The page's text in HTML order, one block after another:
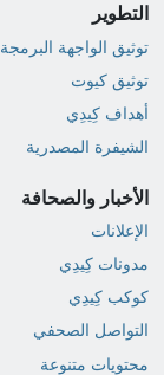
التطوير
توثيق الواجهة البرمجة
توثيق كيوت
أهداف كِيدِي
الشيفرة المصدرية
الأخبار والصحافة
الإعلانات
مدونات كِيدِي
كوكب كِيدِي
التواصل الصحفي
محتويات متنوعة